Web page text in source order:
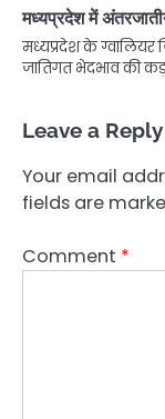
मध्यप्रदेश में
मध्यप्रदेश के
जातिगत भेदभाव की
Leave a Reply
Your email
fields are
Comment *